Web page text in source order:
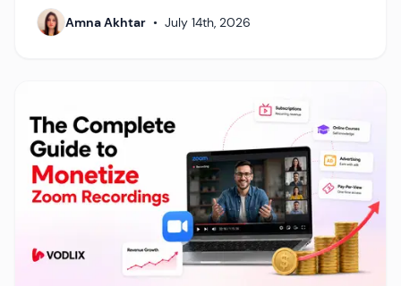
Amna Akhtar • July 14th, 2026